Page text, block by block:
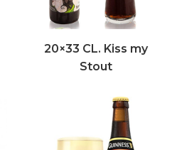
20×33 CL. Kiss my
Stout